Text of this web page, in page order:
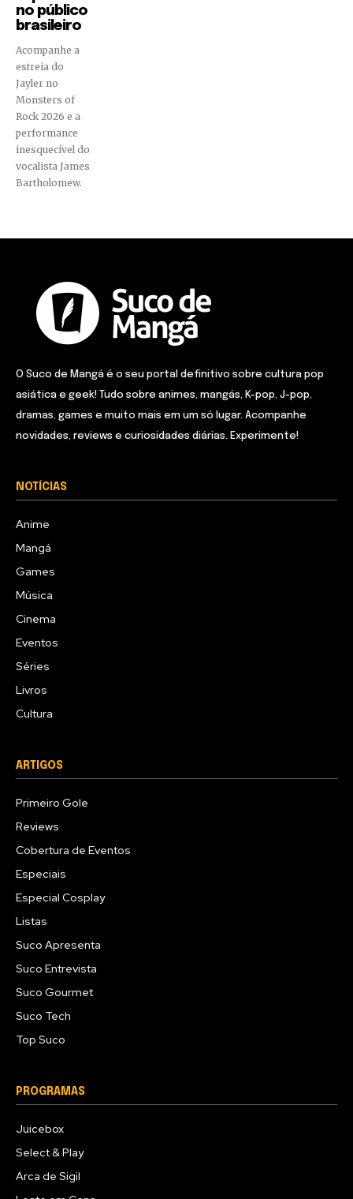
no público
brasileiro
Acompanhe a
estreia do
Jayler no
Monsters of
Rock 2026 e a
performance
inesquecível do
vocalista James
Bartholomew.
O Suco de Mangá é o seu portal definitivo sobre cultura pop
asiática e geek! Tudo sobre animes, mangás, K-pop, J-pop,
dramas, games e muito mais em um só lugar. Acompanhe
novidades, reviews e curiosidades diárias. Experimente!
NOTÍCIAS
Anime
Mangá
Games
Música
Cinema
Eventos
Séries
Livros
Cultura
ARTIGOS
Primeiro Gole
Reviews
Cobertura de Eventos
Especiais
Especial Cosplay
Listas
Suco Apresenta
Suco Entrevista
Suco Gourmet
Suco Tech
Top Suco
PROGRAMAS
Juicebox
Select & Play
Arca de Sigil